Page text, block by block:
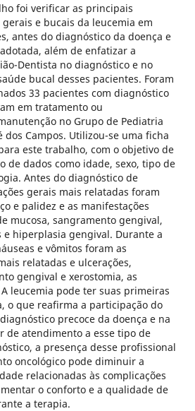
foi verificar as principais
e bucais da leucemia em
antes do diagnóstico da doença e
além de enfatizar a
Dentista no diagnóstico e no
bucal desses pacientes. Foram
33 pacientes com diagnóstico
em tratamento ou
no Grupo de Pediatria
dos Campos. Utilizou-se uma ficha
este trabalho, com o objetivo de
de dados como idade, sexo, tipo de
Antes do diagnóstico de
gerais mais relatadas foram
e palidez e as manifestações
mucosa, sangramento gengival,
e hiperplasia gengival. Durante a
e vômitos foram as
relatadas e ulcerações,
gengival e xerostomia, as
leucemia pode ter suas primeiras
o que reafirma a participação do
precoce da doença e na
atendimento a esse tipo de
a presença desse profissional
oncológico pode diminuir a
relacionadas às complicações
o conforto e a qualidade de
a terapia.